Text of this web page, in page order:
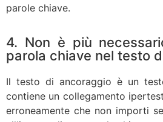
parole chiave.
4. Non è più
parola chiave nel testo
Il testo di ancoraggio è un
contiene un collegamento
erroneamente che non importi